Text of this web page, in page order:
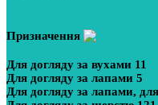
Призначення
Для догляду за вухами 11
Для догляду за лапами 5
Для догляду за лапами,